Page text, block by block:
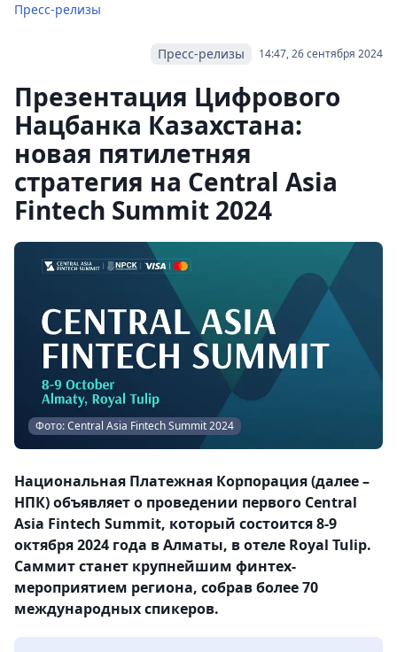
Пресс-релизы
14:47, 26 сентября 2024
Пресс-релизы
Презентация Цифрового
Нацбанка Казахстана:
новая пятилетняя
стратегия на Central Asia
Fintech Summit 2024
Фото: Central Asia Fintech Summit 2024
Национальная Платежная Корпорация (далее –
НПК) объявляет о проведении первого Central
Asia Fintech Summit, который состоится 8-9
октября 2024 года в Алматы, в отеле Royal Tulip.
Саммит станет крупнейшим финтех-
мероприятием региона, собрав более 70
международных спикеров.